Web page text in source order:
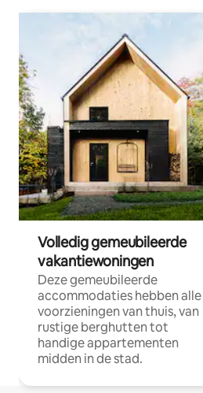
Volledig gemeubileerde
vakantiewoningen
Deze gemeubileerde
accommodaties hebben alle
voorzieningen van thuis, van
rustige berghutten tot
handige appartementen
midden in de stad.